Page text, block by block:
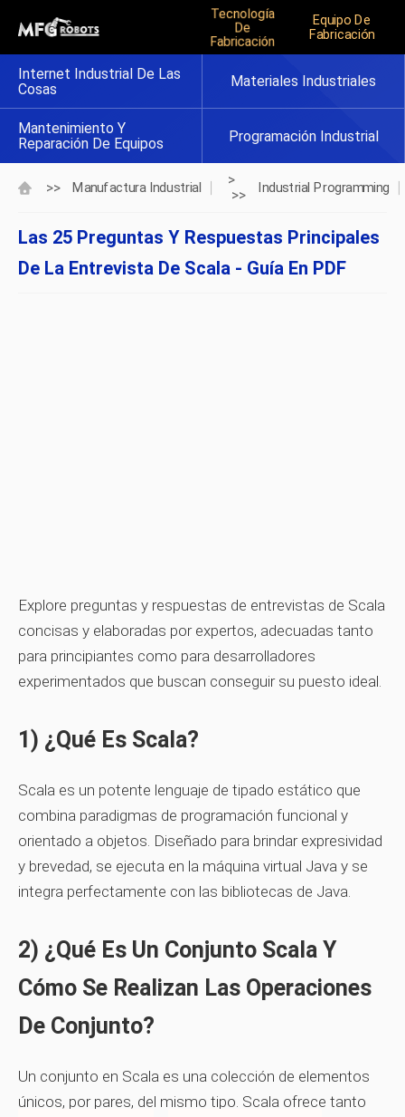
Tecnología
De
Fabricación
Equipo De
Fabricación
Internet Industrial De Las
Cosas
Materiales Industriales
Mantenimiento Y
Reparación De Equipos
Programación Industrial
>> Manufactura Industrial
>
>>
Industrial Programming
Las 25 Preguntas Y Respuestas Principales
De La Entrevista De Scala - Guía En PDF
Explore preguntas y respuestas de entrevistas de Scala
concisas y elaboradas por expertos, adecuadas tanto
para principiantes como para desarrolladores
experimentados que buscan conseguir su puesto ideal.
1) ¿Qué Es Scala?
Scala es un potente lenguaje de tipado estático que
combina paradigmas de programación funcional y
orientado a objetos. Diseñado para brindar expresividad
y brevedad, se ejecuta en la máquina virtual Java y se
integra perfectamente con las bibliotecas de Java.
2) ¿Qué Es Un Conjunto Scala Y
Cómo Se Realizan Las Operaciones
De Conjunto?
Un conjunto en Scala es una colección de elementos
únicos, por pares, del mismo tipo. Scala ofrece tanto